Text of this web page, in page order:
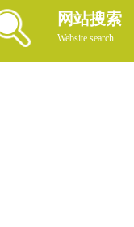
网站搜索
Website search